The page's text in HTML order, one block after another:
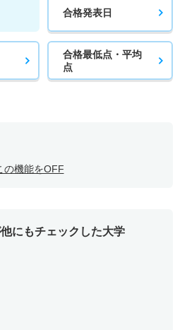
合格発表日
合格最低点・平均
点
の機能をOFF
にもチェックした大学